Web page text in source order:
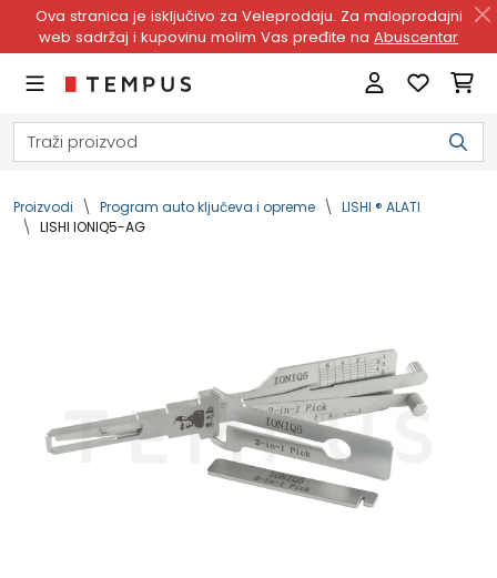
Ova stranica je isključivo za Veleprodaju. Za maloprodajni
web sadržaj i kupovinu molim Vas pređite na Abuscentar
Proizvodi Program auto ključeva i opreme
LISHI ® ALATI
LISHI IONIQ5-AG